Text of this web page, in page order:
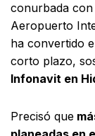
conurbada con
Aeropuerto
ha convertido
corto plazo,
Infonavit en
Precisó que